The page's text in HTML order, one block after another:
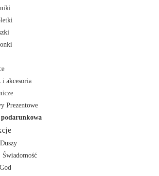
i akcesoria
Prezentowe
Świadomość